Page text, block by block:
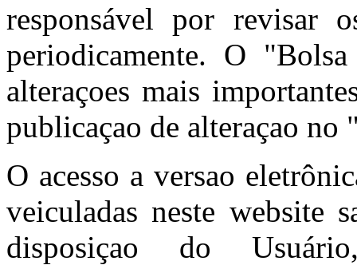
responsável por revisar
periodicamente. O
alteraçoes mais
publicaçao de alteraçao
O acesso a versao
veiculadas neste website
disposiçao do